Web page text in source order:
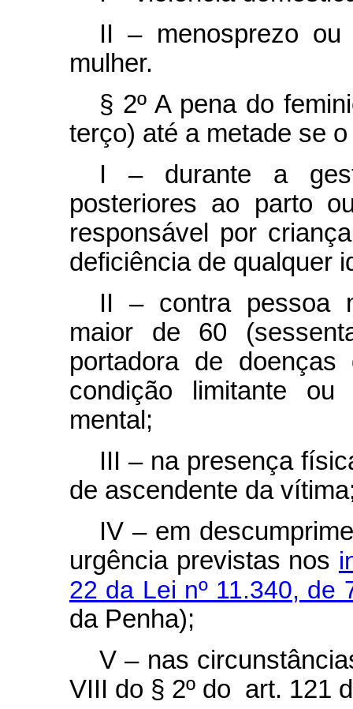
II – menosprezo ou
mulher.
§ 2º A pena do
terço) até a metade se
I – durante a
posteriores ao parto
responsável por
deficiência de qualquer
II – contra pessoa
maior de 60
portadora de doenças
condição limitante
mental;
III – na presença
de ascendente da
IV – em
urgência previstas nos
22 da Lei nº 11.340, de
da Penha);
V – nas
VIII do § 2º do art. 121